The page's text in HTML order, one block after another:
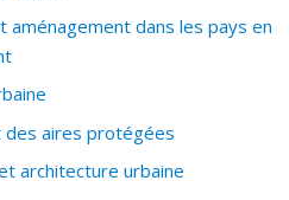
aménagement dans les pays en
des aires protégées
architecture urbaine